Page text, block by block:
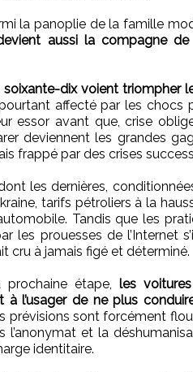
la panoplie de la famille
aussi la compagne
soixante-dix voient triompher
affecté par les chocs
essor avant que, crise
deviennent les grandes
frappé par des crises
les dernières,
tarifs pétroliers à la
Tandis que les
les prouesses de l’Internet
cru à jamais figé et déterminé.
étape, les
à l’usager de ne plus
prévisions sont forcément
l’anonymat et la
identitaire.